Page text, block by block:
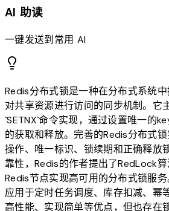
AI 助读
一键发送到常用 AI
Redis分布式锁是一种在分布式系统
对共享资源进行访问的同步机制。它
`SETNX`命令实现，通过设置唯一的
的获取和释放。完善的Redis分布式
操作、唯一标识、锁续期和正确释放
靠性，Redis的作者提出了RedLock
Redis节点实现高可用的分布式锁服
应用于定时任务调度、库存扣减、幂
高性能、实现简单等优点，但也存在